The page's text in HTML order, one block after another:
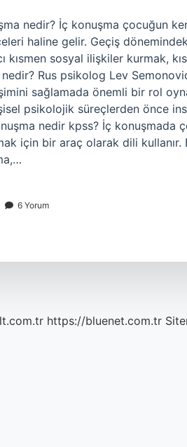
nedir? İç konuşma çocuğun
haline gelir. Geçiş
kısmen sosyal ilişkiler kurmak,
nedir? Rus psikolog Lev
sağlamada önemli bir rol
psikolojik süreçlerden önce
nedir kpss? İç konuşmada
için bir araç olarak dili kullanır.
6 Yorum
https://bluenet.com.tr